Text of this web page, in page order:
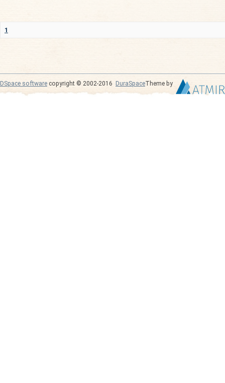
1
DSpace software copyright © 2002-2016 DuraSpaceTheme by